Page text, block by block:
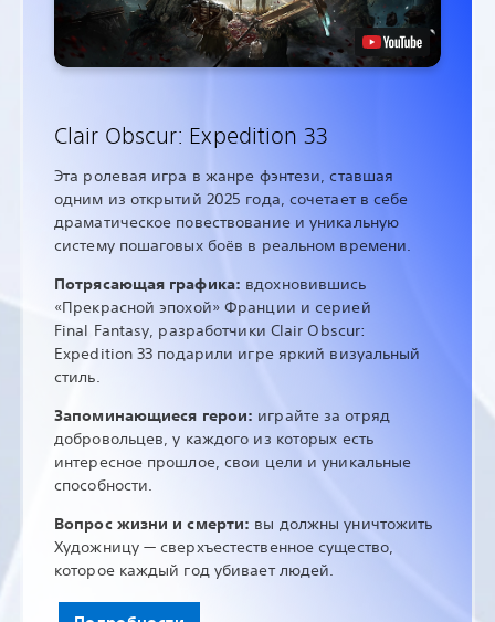
Clair Obscur: Expedition 33
Эта ролевая игра в жанре фэнтези, ставшая
одним из открытий 2025 года, сочетает в себе
драматическое повествование и уникальную
систему пошаговых боёв в реальном времени.
Потрясающая графика: вдохновившись
«Прекрасной эпохой» Франции и серией
Final Fantasy, разработчики Clair Obscur:
Expedition 33 подарили игре яркий визуальный
стиль.
Запоминающиеся герои: играйте за отряд
добровольцев, у каждого из которых есть
интересное прошлое, свои цели и уникальные
способности.
Вопрос жизни и смерти: вы должны уничтожить
Художницу — сверхъестественное существо,
которое каждый год убивает людей.